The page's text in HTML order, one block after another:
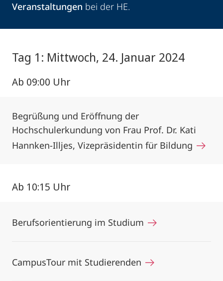
Veranstaltungen bei der HE.
Tag 1: Mittwoch, 24. Januar 2024
Ab 09:00 Uhr
Begrüßung und Eröffnung der
Hochschulerkundung von Frau Prof. Dr. Kati
Hannken-Illjes, Vizepräsidentin für Bildung
Ab 10:15 Uhr
Berufsorientierung im Studium
CampusTour mit Studierenden